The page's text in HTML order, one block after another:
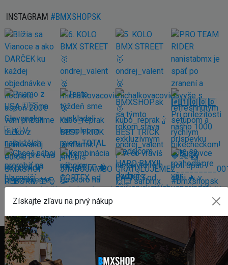
INSTAGRAM #BMXSHOPSK
Získajte zľavu na prvý nákup